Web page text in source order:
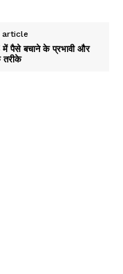
article
में पैसे बचाने के प्रभावी और
तरीके